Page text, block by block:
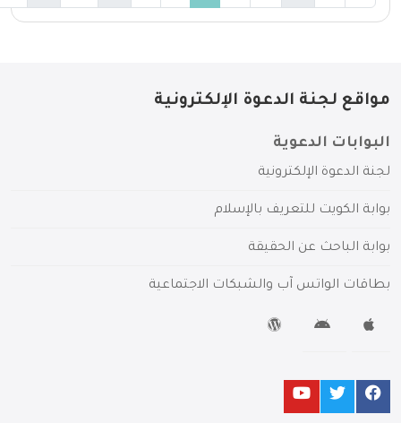
مواقع لجنة الدعوة الإلكترونية
البوابات الدعوية
لجنة الدعوة الإلكترونية
بوابة الكويت للتعريف بالإسلام
بوابة الباحث عن الحقيقة
بطاقات الواتس آب والشبكات الاجتماعية